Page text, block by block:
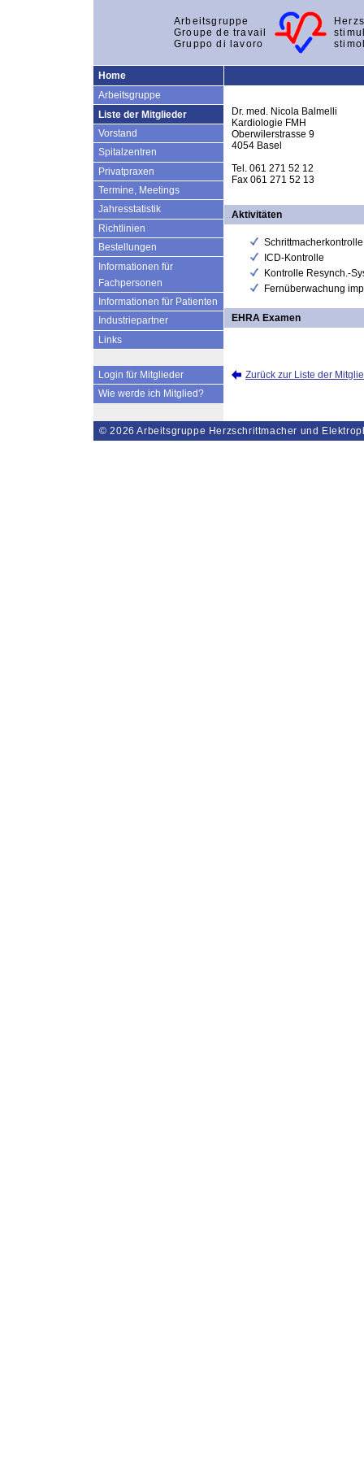
Arbeitsgruppe
Groupe de travail
Gruppo di lavoro
Home
Arbeitsgruppe
Liste der Mitglieder
Vorstand
Spitalzentren
Privatpraxen
Termine, Meetings
Jahresstatistik
Richtlinien
Bestellungen
Informationen für
Fachpersonen
Informationen für Patienten
Industriepartner
Links
Login für Mitglieder
Wie werde ich Mitglied?
Dr. med. Nicola Balmelli
Kardiologie FMH
Oberwilerstrasse 9
4054 Basel
Tel. 061 271 52 12
Fax 061 271 52 13
Aktivitäten
Schrittmacherkontrolle
ICD-Kontrolle
Kontrolle Resynch.-
Fernüberwachung
EHRA Examen
Zurück zur Liste der
© 2026 Arbeitsgruppe Herzschrittmacher und